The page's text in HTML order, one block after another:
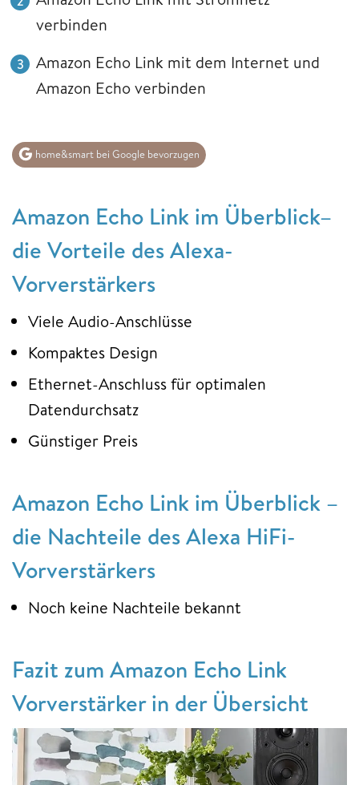
verbinden
Amazon Echo Link mit dem Internet und
Amazon Echo verbinden
home&smart bei Google bevorzugen
Amazon Echo Link im Überblick–
die Vorteile des Alexa-
Vorverstärkers
Viele Audio-Anschlüsse
Kompaktes Design
Ethernet-Anschluss für optimalen
Datendurchsatz
Günstiger Preis
Amazon Echo Link im Überblick –
die Nachteile des Alexa HiFi-
Vorverstärkers
Noch keine Nachteile bekannt
Fazit zum Amazon Echo Link
Vorverstärker in der Übersicht